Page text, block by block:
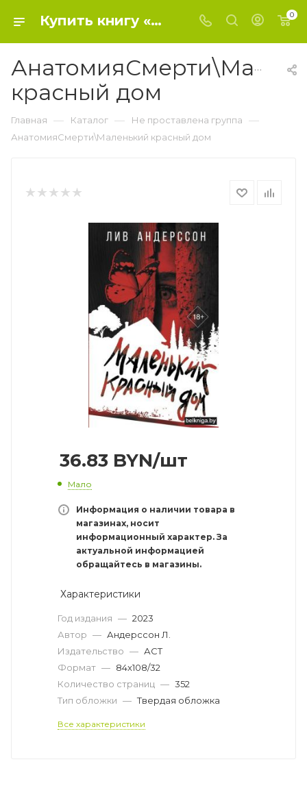
Купить книгу «АнатомияСмерти\Маленький красный дом» 2023, Андерссон Л. - Не проставлена группа 0
красный дом
Главная — Каталог — Не проставлена группа —
АнатомияСмерти\Маленький красный дом
36.83 BYN/шт
Мало
Информация о наличии товара в
магазинах, носит
информационный характер. За
актуальной информацией
обращайтесь в магазины.
Характеристики
Год издания — 2023
Автор — Андерссон Л.
Издательство — АСТ
Формат — 84x108/32
Количество страниц — 352
Тип обложки — Твердая обложка
Все характеристики